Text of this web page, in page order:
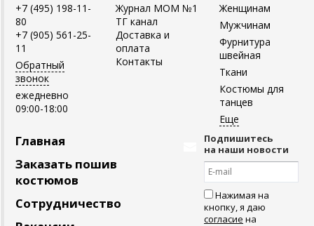
+7 (495) 198-11-
80
+7 (905) 561-25-
11
Обратный
звонок
ежедневно
09:00-18:00
Журнал MOM №1
ТГ канал
Доставка и
оплата
Контакты
Женщинам
Мужчинам
Фурнитура
швейная
Ткани
Костюмы для
танцев
Главная
Заказать пошив
костюмов
Сотрудничество
Подпишитесь
на наши новости
Нажимая на
кнопку, я даю
согласие на